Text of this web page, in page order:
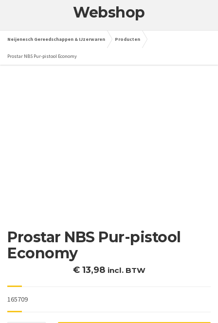
Webshop
Neijenesch Gereedschappen & IJzerwaren Producten
Prostar NBS Pur-pistool Economy
Prostar NBS Pur-pistool
Economy
€13,98 incl. BTW
165709